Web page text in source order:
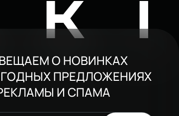
О НОВИНКАХ
ПРЕДЛОЖЕНИЯХ
И СПАМА